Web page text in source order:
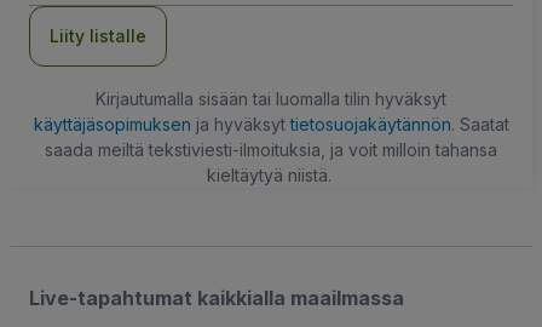
Liity listalle
Kirjautumalla sisään tai luomalla tilin hyväksyt
käyttäjäsopimuksen ja hyväksyttietosuojakäytännön. Saatat
saada meiltä tekstiviesti-ilmoituksia, ja voit milloin tahansa
kieltäytyä niistä.
Live-tapahtumat kaikkialla maailmassa